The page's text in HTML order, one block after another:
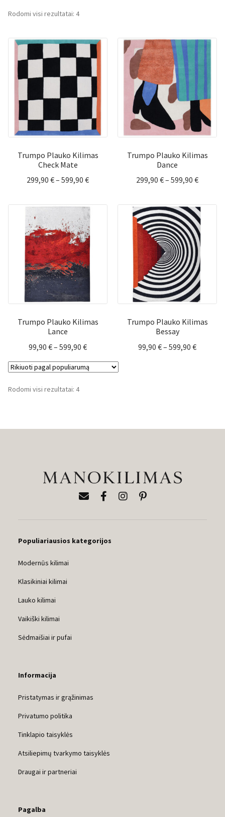
Rodomi visi rezultatai: 4Rūšiuojama
Trumpo Plauko Kilimas
Check Mate
299,90 €– 599,90 €Price
299,90 €
through
599,90 €
Trumpo Plauko Kilimas
Dance
299,90 €– 599,90 €Price
299,90 €
599,90 €
Trumpo Plauko Kilimas
Lance
99,90 €– 599,90 €Price
99,90 €
Trumpo Plauko Kilimas
Bessay
99,90 €– 599,90 €Price
Rodomi visi rezultatai: 4Rūšiuojama
Populiariausios kategorijos
Modernūs kilimai
Klasikiniai kilimai
Lauko kilimai
Vaikiški kilimai
Sėdmaišiai ir pufai
Informacija
Pristatymas ir grąžinimas
Privatumo politika
Tinklapio taisyklės
Atsiliepimų tvarkymo taisyklės
Draugai ir partneriai
Pagalba